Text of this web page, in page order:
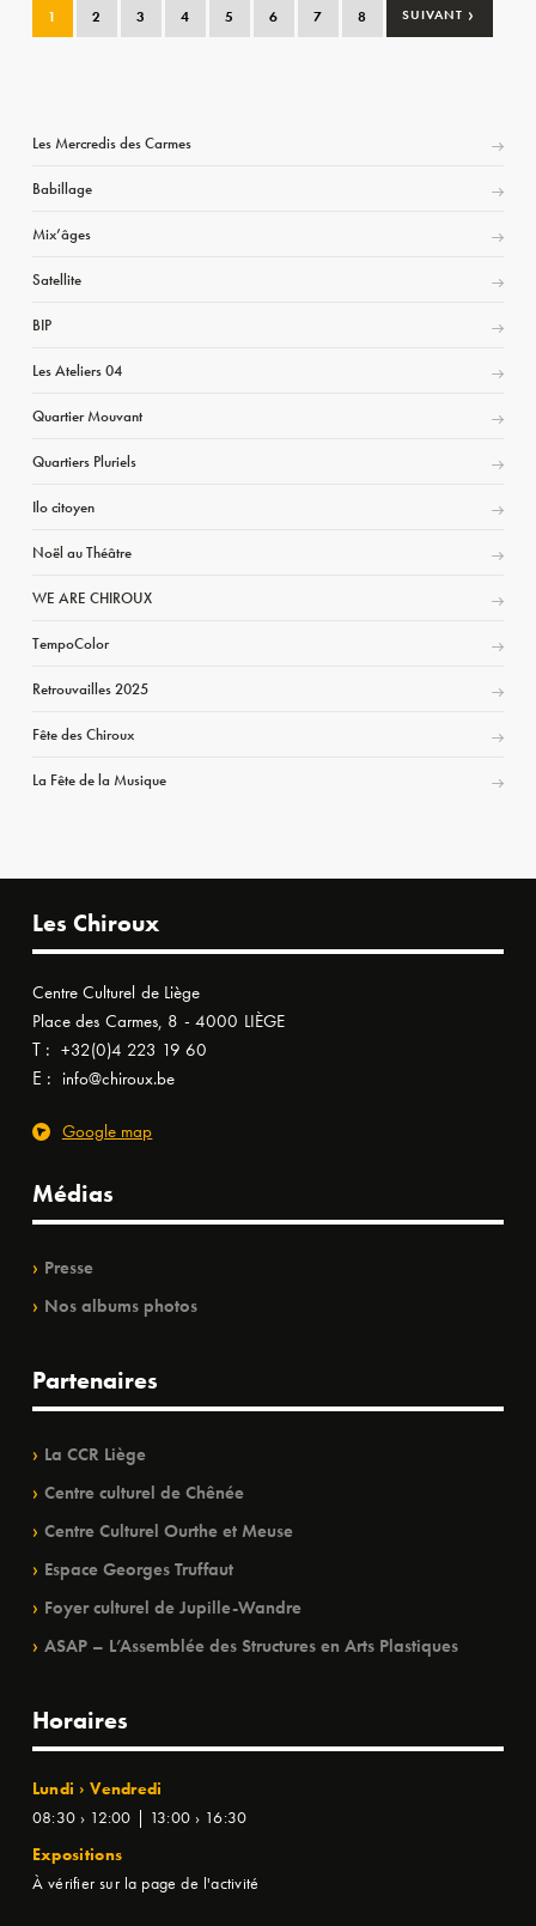
1 2 3 4 5 6 7 8 SUIVANT ›
Les Mercredis des Carmes
Babillage
Mix’âges
Satellite
BIP
Les Ateliers 04
Quartier Mouvant
Quartiers Pluriels
Ilo citoyen
Noël au Théâtre
WE ARE CHIROUX
TempoColor
Retrouvailles 2025
Fête des Chiroux
La Fête de la Musique
Les Chiroux
Centre Culturel de Liège
Place des Carmes, 8 - 4000 LIÈGE
T : +32(0)4 223 19 60
E : info@chiroux.be
Google map
Médias
Presse
Nos albums photos
Partenaires
La CCR Liège
Centre culturel de Chênée
Centre Culturel Ourthe et Meuse
Espace Georges Truffaut
Foyer culturel de Jupille-Wandre
ASAP – L’Assemblée des Structures en Arts Plastiques
Horaires
Lundi › Vendredi
08:30 › 12:00 | 13:00 › 16:30
Expositions
À vérifier sur la page de l'activité